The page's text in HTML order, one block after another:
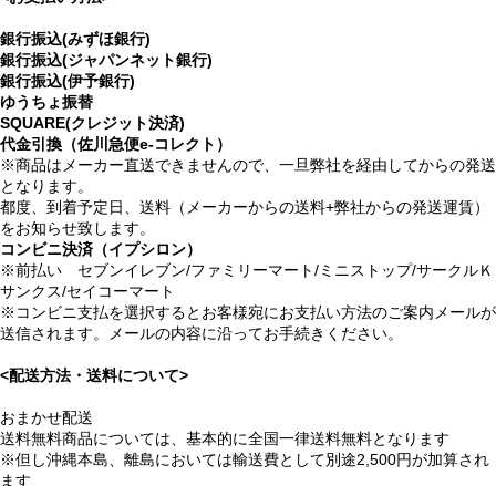
銀行振込(みずほ銀行)
銀行振込(ジャパンネット銀行)
銀行振込(伊予銀行)
ゆうちょ振替
SQUARE(クレジット決済)
代金引換（佐川急便e-コレクト）
※商品はメーカー直送できませんので、一旦弊社を経由してからの発送
となります。
都度、到着予定日、送料（メーカーからの送料+弊社からの発送運賃）
をお知らせ致します。
コンビニ決済（イプシロン）
※前払い セブンイレブン/ファミリーマート/ミニストップ/サークルＫ
サンクス/セイコーマート
※コンビニ支払を選択するとお客様宛にお支払い方法のご案内メールが
送信されます。メールの内容に沿ってお手続きください。
<配送方法・送料について>
おまかせ配送
送料無料商品については、基本的に全国一律送料無料となります
※但し沖縄本島、離島においては輸送費として別途2,500円が加算され
ます